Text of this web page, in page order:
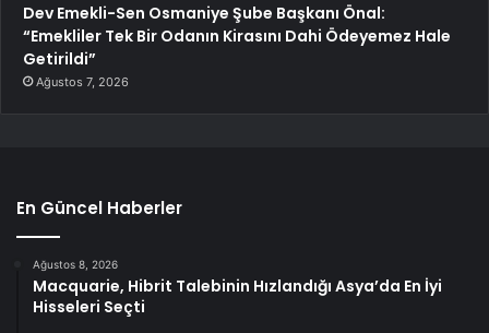
Dev Emekli-Sen Osmaniye Şube Başkanı Önal:
“Emekliler Tek Bir Odanın Kirasını Dahi Ödeyemez Hale
Getirildi”
Ağustos 7, 2026
En Güncel Haberler
Ağustos 8, 2026
Macquarie, Hibrit Talebinin Hızlandığı Asya’da En İyi
Hisseleri Seçti